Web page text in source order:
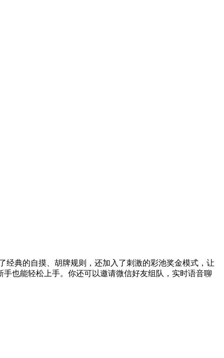
典的自摸、胡牌规则，还加入了刺激的彩池奖金模式，让
也能轻松上手。你还可以邀请微信好友组队，实时语音聊